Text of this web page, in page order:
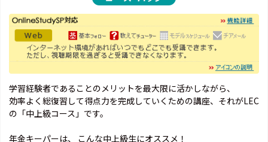
学習経験者であることのメリットを最大限に活かしながら、
効率よく総復習して得点力を完成していくための講座、それがLEC
の「中上級コース」です。
年金キーパーは、 こんな中上級生にオススメ！